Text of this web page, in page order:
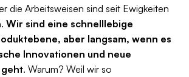
die Arbeitsweisen sind seit Ewigkeiten
Wir sind eine schnelllebige
aber langsam, wenn es
Innovationen und neue
. Warum? Weil wir so